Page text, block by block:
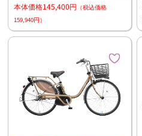
本体価格145,400円 （税込価格
159,940円）